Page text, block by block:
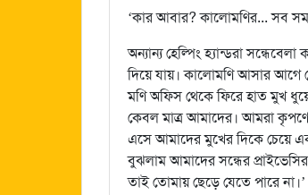
‘কার আবার? কালোমণির... সব
অন্যান্য হেল্পিং হ্যান্ডরা
দিয়ে যায়। কালোমণি আসার আগে
মণি অফিস থেকে ফিরে হাত মুখ
কেবল মাত্র আমাদের। আমরা
এসে আমাদের মুখের দিকে চেয়ে এক
বুঝলাম আমাদের সন্ধের
তাই তোমায় ছেড়ে যেতে পারে না।’